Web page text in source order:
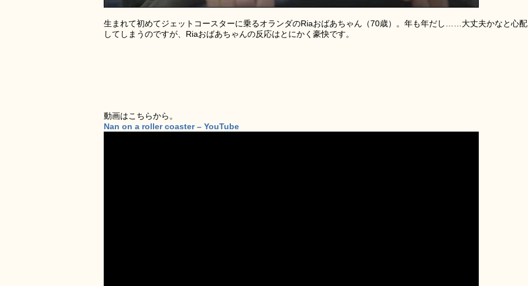
生まれて初めてジェットコースターに乗るオランダのRiaおばあちゃん（70歳）。年も年だし……大丈夫かなと心配
してしまうのですが、Riaおばあちゃんの反応はとにかく豪快です。
動画はこちらから。
Nan on a roller coaster – YouTube